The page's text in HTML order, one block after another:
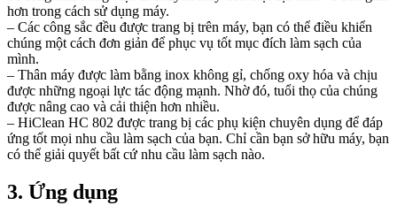
hơn trong cách sử dụng máy.
– Các công sắc đều được trang bị trên máy, bạn có thể điều khiển
chúng một cách đơn giản để phục vụ tốt mục đích làm sạch của
mình.
– Thân máy được làm bằng inox không gỉ, chống oxy hóa và chịu
được những ngoại lực tác động mạnh. Nhờ đó, tuổi thọ của chúng
được nâng cao và cải thiện hơn nhiều.
– HiClean HC 802 được trang bị các phụ kiện chuyên dụng để đáp
ứng tốt mọi nhu cầu làm sạch của bạn. Chỉ cần bạn sở hữu máy, bạn
có thể giải quyết bất cứ nhu cầu làm sạch nào.
3. Ứng dụng